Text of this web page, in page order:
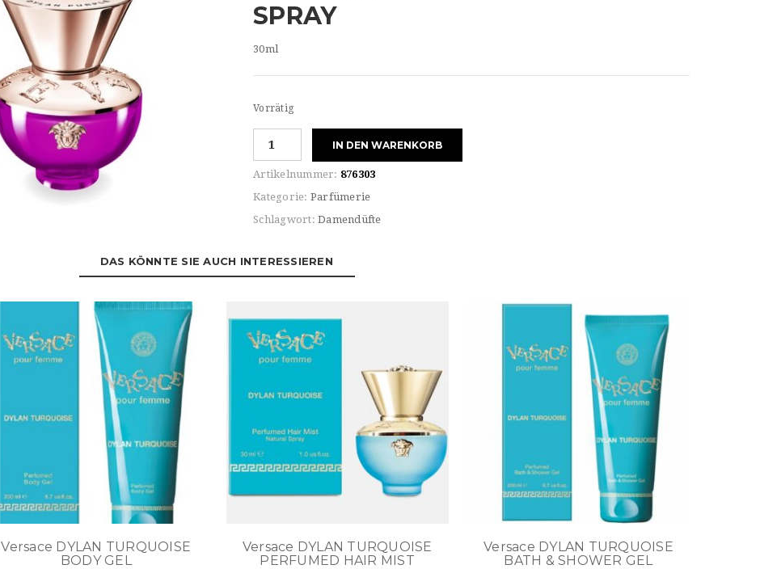
SPRAY
30ml
Vorrätig
her
PURPLE
HAIR
NATURAL
SPRAY
IN DEN WARENKORB
Artikelnummer: 876303
Kategorie: Parfümerie
Schlagwort: Damendüfte
DAS KÖNNTE SIE AUCH INTERESSIEREN
Versace DYLAN TURQUOISE
BODY GEL
Versace DYLAN TURQUOISE
PERFUMED HAIR MIST
Versace DYLAN TURQUOISE
BATH & SHOWER GEL